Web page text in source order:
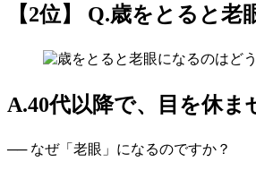
【2位】 Q.歳をとると
A.40代以降で、目を休
── なぜ「老眼」になるのですか？